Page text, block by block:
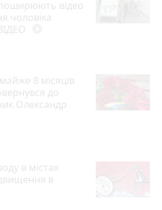
відео
чоловіка
8 місяців
до
Олександр
в містах
в